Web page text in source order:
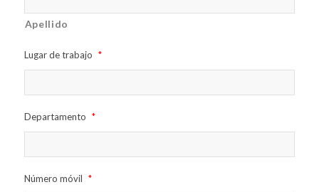
Apellido
Lugar de trabajo *
Departamento *
Número móvil *